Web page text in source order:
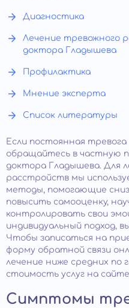
Диагностика
Лечение тревожного
доктора Гладышева
Профилактика
Мнение эксперта
Список литературы
Если постоянная
обращайтесь в частную
доктора Гладышева. Для
расстройств мы
методы, помогающие
повысить самооценку,
контролировать свои
индивидуальный подход,
Чтобы записаться на
форму обратной связи
лечение ниже средних по
стоимость услуг на
Симптомы